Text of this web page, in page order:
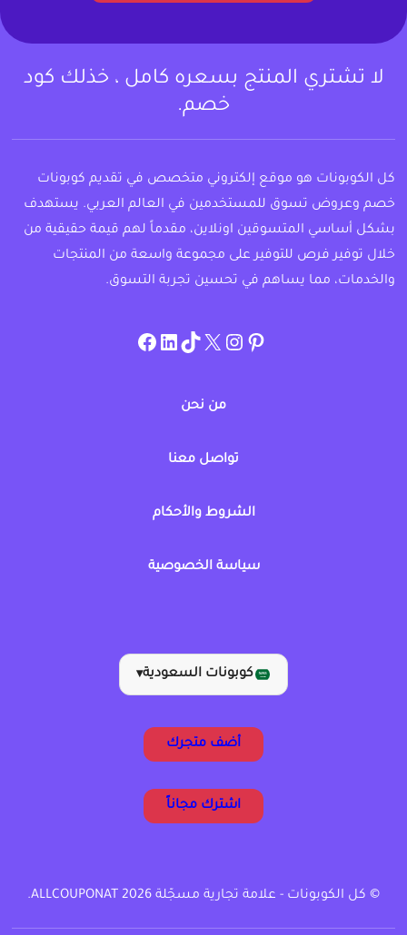
لا تشتري المنتج بسعره كامل ، خذلك كود
خصم.
كل الكوبونات هو موقع إلكتروني متخصص في تقديم كوبونات
خصم وعروض تسوق للمستخدمين في العالم العربي. يستهدف
بشكل أساسي المتسوقين اونلاين، مقدماً لهم قيمة حقيقية من
خلال توفير فرص للتوفير على مجموعة واسعة من المنتجات
والخدمات، مما يساهم في تحسين تجربة التسوق.
pinterest
allcouponat
twitter
TikTok
linkedin
facebook
من نحن
تواصل معنا
الشروط والأحكام
سياسة الخصوصية
كوبونات السعودية▾
أضف متجرك
اشترك مجاناً
© كل الكوبونات - علامة تجارية مسجّلة ALLCOUPONAT 2026.